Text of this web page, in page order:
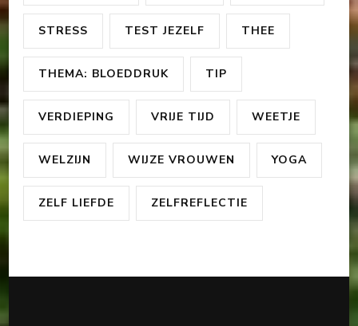
STRESS TEST JEZELF THEE
THEMA: BLOEDDRUK TIP
VERDIEPING VRIJE TIJD WEETJE
WELZIJN WIJZE VROUWEN YOGA
ZELF LIEFDE ZELFREFLECTIE